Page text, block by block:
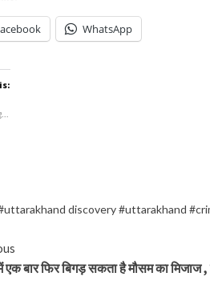
WhatsApp
discovery #uttarakhand
एक बार फिर बिगड़ सकता है मौसम का मिजाज